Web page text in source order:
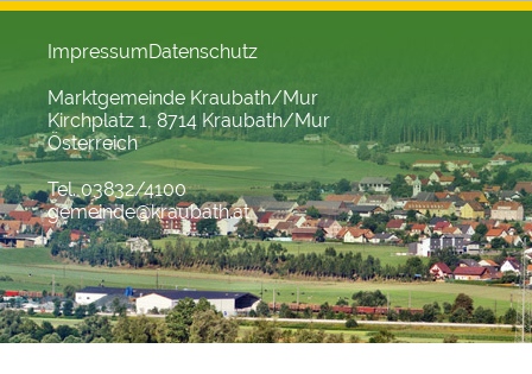
ImpressumDatenschutz
Marktgemeinde Kraubath/Mur
Kirchplatz 1, 8714 Kraubath/Mur
Österreich
Tel. 03832/4100
gemeinde@kraubath.at